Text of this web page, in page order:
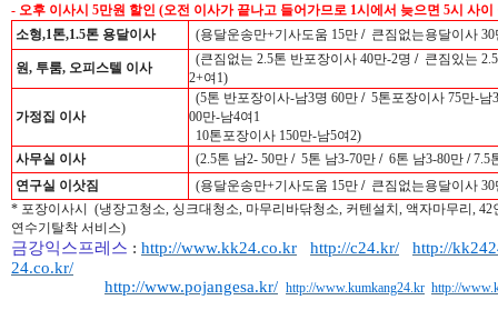
- 오후 이사시 5만원 할인 (오전 이사가 끝나고 들어가므로 1시에서 늦으면 5시 사
소형,1톤,1.5톤 용달이사
(용달운송만+기사도움 15만 /큰짐없는용달이사 30
원, 투룸, 오피스텔 이사
(큰짐없는 2.5톤 반포장이사 40만-2명 /큰짐있는 2.5
2+여1)
가정집 이사
(5톤 반포장이사-남3명 60만 /5톤포장이사 75만-남
00만-남4여1
10톤포장이사 150만-남5여2)
사무실 이사
(2.5톤 남2- 50만 /5톤 남3-70만 /6톤 남3-80만 /7.5
연구실 이삿짐
(용달운송만+기사도움 15만 /큰짐없는용달이사
* 포장이사시 (냉장고청소, 싱크대청소, 마무리바닦청소, 커텐설치, 액자마무리,
연수기탈착 서비스)
금강익스프레스 : http://www.kk24.co.kr http://c24.kr/
http://
24.co.kr/
http://www.pojangesa.kr/ http://www.kumkang24.kr http://